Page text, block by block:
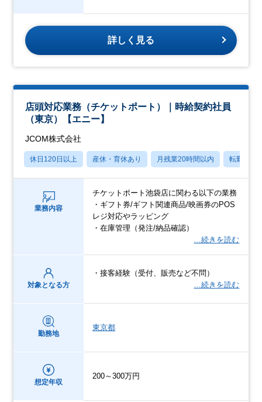
詳しく見る
店頭対応業務（チケットポート）｜時給契約社員
（東京）【エニー】
JCOM株式会社
休日120日以上 産休・育休あり 月残業20時間以内 転勤なし
業務内容
チケットポート池袋店に関わる以下の業務
・ギフト券/ギフト関連商品/映画券のPOS
レジ対応やラッピング
・在庫管理（発注/納品確認）
…続きを読む
対象となる方
・接客経験（受付、販売など不問）
…続きを読む
勤務地
東京都
想定年収
200～300万円